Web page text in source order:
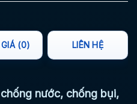
(0) LIÊN HỆ
nước, chống bụi,